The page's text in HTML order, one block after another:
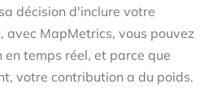
décision d'inclure votre
avec MapMetrics, vous pouvez
temps réel, et parce que
votre contribution a du poids.